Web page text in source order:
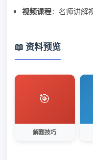
视频课程：名师讲解
📖 资料预览
🎯
解题技巧